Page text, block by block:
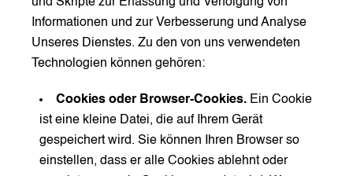
Informationen und zur Verbesserung und Analyse
Unseres Dienstes. Zu den von uns verwendeten
Technologien können gehören:
Cookies oder Browser-Cookies. Ein Cookie
ist eine kleine Datei, die auf Ihrem Gerät
gespeichert wird. Sie können Ihren Browser so
einstellen, dass er alle Cookies ablehnt oder